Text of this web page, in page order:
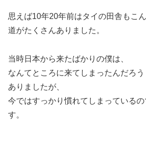
思えば10年20年前はタイの田舎もこ
道がたくさんありました。
当時日本から来たばかりの僕は、
なんてところに来てしまったんだろ
ありましたが、
今ではすっかり慣れてしまっている
す。